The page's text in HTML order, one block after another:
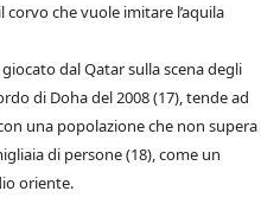
che vuole imitare l’aquila
dal Qatar sulla scena degli
di Doha del 2008 (17), tende ad
una popolazione che non supera
di persone (18), come un
oriente.